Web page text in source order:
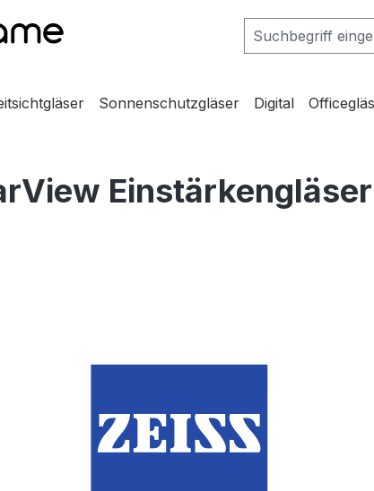
Sonnenschutzgläser Digital
Einstärkengläser